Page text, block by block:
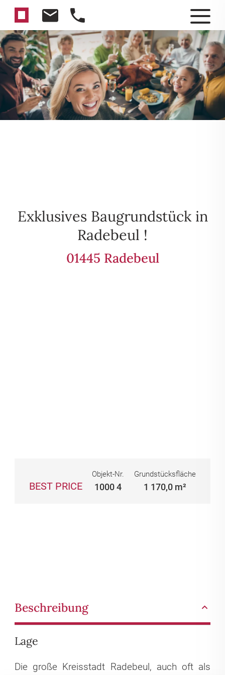
Exklusives Baugrundstück in
Radebeul !
01445 Radebeul
BEST PRICE
Objekt-Nr.
1000 4
Grundstücksfläche
1 170,0 m²
Beschreibung
Lage
Die große Kreisstadt Radebeul, auch oft als